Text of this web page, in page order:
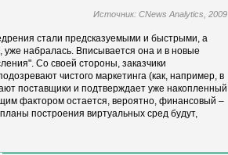
Источник: CNews Analytics, 2009
стали предсказуемыми и быстрыми, а
уже набралась. Вписывается она и в новые
Со своей стороны, заказчики
чистого маркетинга (как, например, в
поставщики и подтверждает уже накопленный
фактором остается, вероятно, финансовый –
построения виртуальных сред будут,